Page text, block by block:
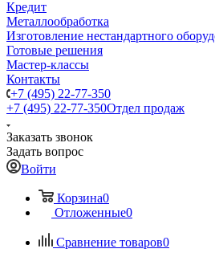
Кредит
Металлообработка
Изготовление нестандартного
Готовые решения
Мастер-классы
Контакты
+7 (495) 22-77-350
+7 (495) 22-77-350Отдел продаж
Заказать звонок
Задать вопрос
Войти
Корзина0
Отложенные0
Сравнение товаров0